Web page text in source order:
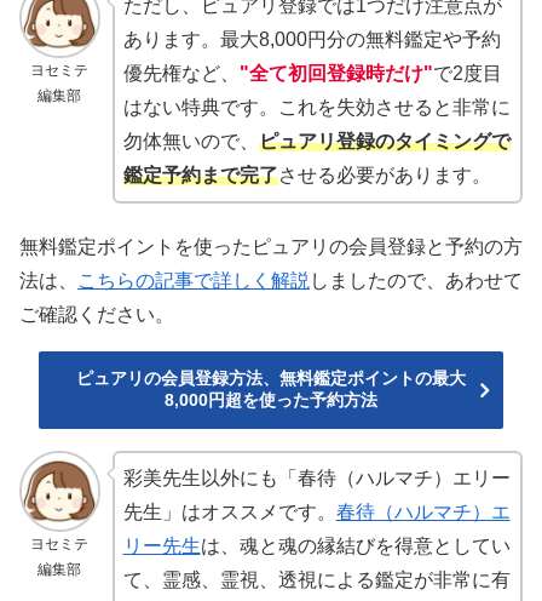
ヨセミテ
編集部
ただし、ピュアリ登録では1つだけ注意点が
あります。最大8,000円分の無料鑑定や予約
優先権など、 "全て初回登録時だけ"で2度目
はない特典です。これを失効させると非常に
勿体無いので、 ピュアリ登録のタイミングで
鑑定予約まで完了させる必要があります。
無料鑑定ポイントを使ったピュアリの会員登録と予約の方
法は、
こちらの記事で詳しく解説 しましたので、あわせて
ご確認ください。
ピュアリの会員登録方法、無料鑑定ポイントの最大
8,000円超を使った予約方法
ヨセミテ
編集部
彩美先生以外にも「春待（ハルマチ）エリー
先生」はオススメです。 春待（ハルマチ）エ
リー先生は、魂と魂の縁結びを得意としてい
て、霊感、霊視、透視による鑑定が非常に有